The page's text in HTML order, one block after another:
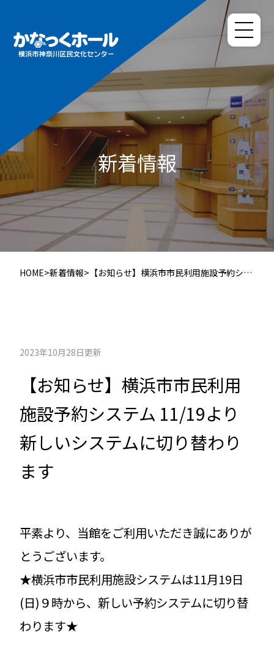
新着情報
HOME>新着情報> 【お知らせ】横浜市市民利用施設予約シス
2023年10月28日更新
【お知らせ】横浜市市民利用
施設予約システム 11/19より
新しいシステムに切り替わり
ます
平素より、当館をご利用いただき誠にありが
とうございます。
★横浜市市民利用施設システムは11月19日
(日)９時から、新しい予約システムに切り替
わります★